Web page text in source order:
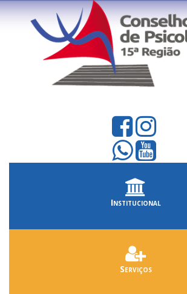
Institucional
Serviços